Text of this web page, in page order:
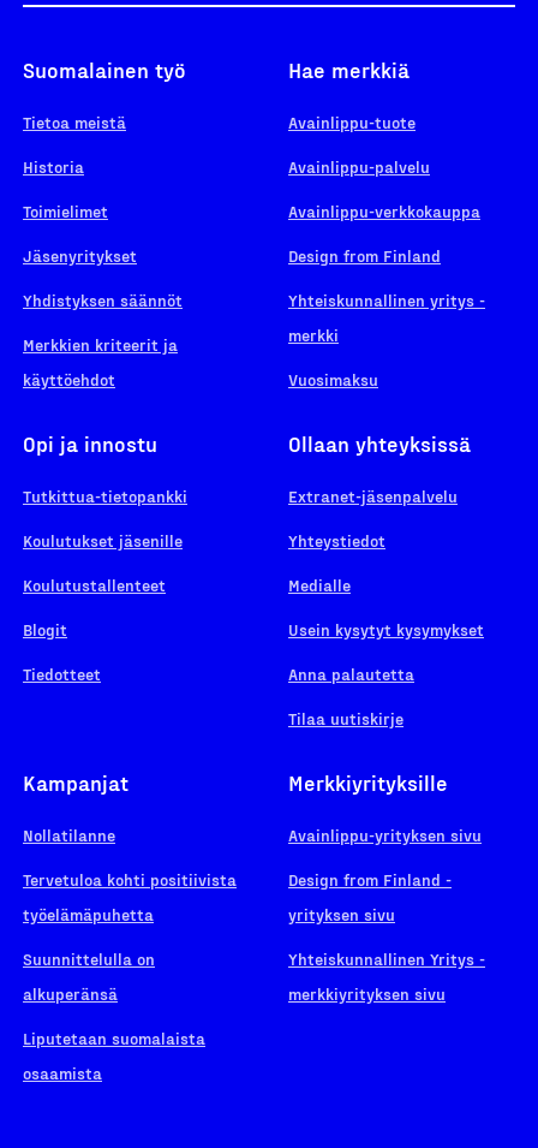
Suomalainen työ
Tietoa meistä
Historia
Toimielimet
Jäsenyritykset
Yhdistyksen säännöt
Merkkien kriteerit ja
käyttöehdot
Hae merkkiä
Avainlippu-tuote
Avainlippu-palvelu
Avainlippu-verkkokauppa
Design from Finland
Yhteiskunnallinen yritys -
merkki
Vuosimaksu
Opi ja innostu
Tutkittua-tietopankki
Koulutukset jäsenille
Koulutustallenteet
Blogit
Tiedotteet
Ollaan yhteyksissä
Extranet-jäsenpalvelu
Yhteystiedot
Medialle
Usein kysytyt kysymykset
Anna palautetta
Tilaa uutiskirje
Kampanjat
Nollatilanne
Tervetuloa kohti positiivista
työelämäpuhetta
Suunnittelulla on
alkuperänsä
Liputetaan suomalaista
osaamista
Merkkiyrityksille
Avainlippu-yrityksen sivu
Design from Finland -
yrityksen sivu
Yhteiskunnallinen Yritys -
merkkiyrityksen sivu